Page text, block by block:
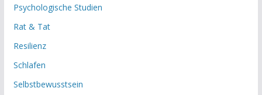
Psychologische Studien
Rat & Tat
Resilienz
Schlafen
Selbstbewusstsein